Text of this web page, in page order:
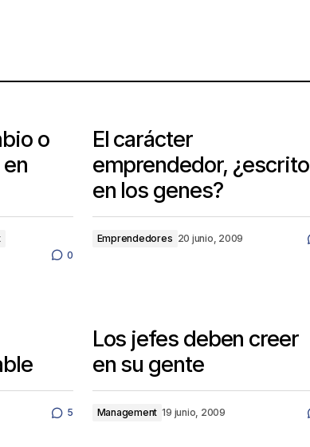
o
0
El carácter
emprendedor, ¿escrito
en los genes?
Emprendedores 20 junio, 2009
5
Los jefes deben creer
en su gente
Management 19 junio, 2009